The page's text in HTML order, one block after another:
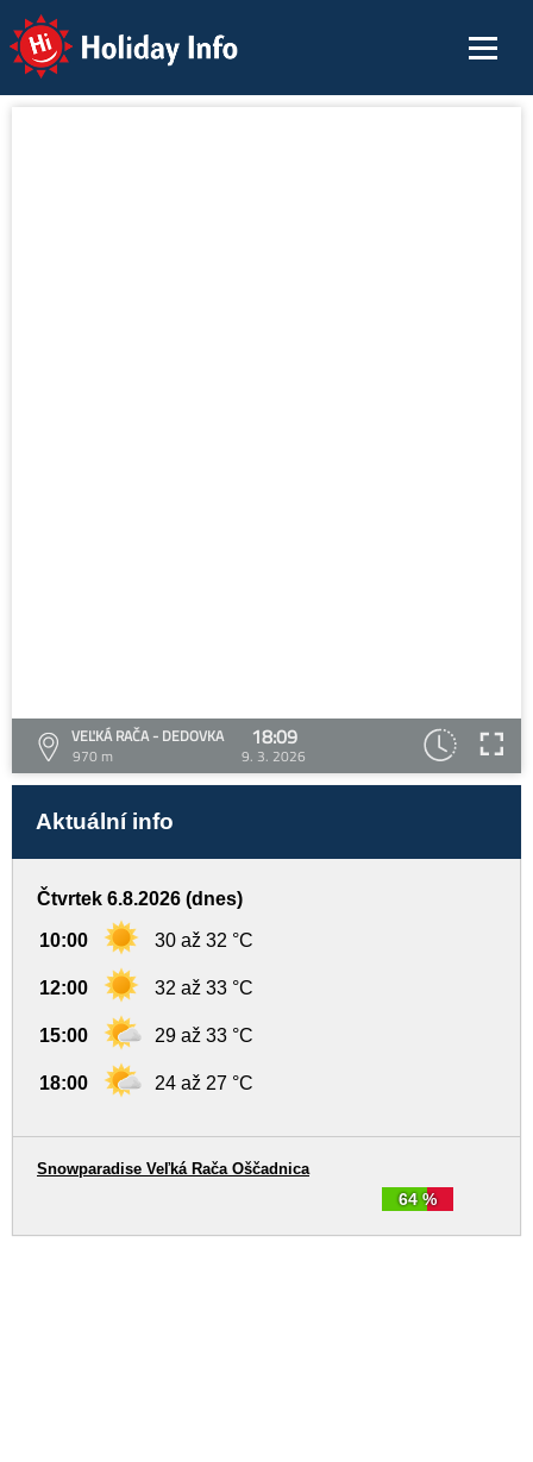
Holiday Info
VEĽKÁ RAČA - DEDOVKA
970 m
18:09
9. 3. 2026
Aktuální info
Čtvrtek 6.8.2026 (dnes)
10:00 30 až 32 °C
12:00 32 až 33 °C
15:00 29 až 33 °C
18:00 24 až 27 °C
64 %
Snowparadise Veľká Rača Oščadnica